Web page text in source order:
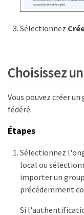
Sélectionnez
Choisissez
Vous pouvez créer
fédéré.
Étapes
Sélectionnez
local ou
importer un
précédemment
Si